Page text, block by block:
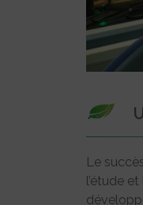
Le
l’étude